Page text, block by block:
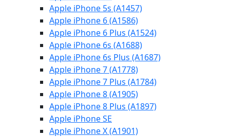
Apple iPhone 5s (A1457)
Apple iPhone 6 (A1586)
Apple iPhone 6 Plus (A1524)
Apple iPhone 6s (A1688)
Apple iPhone 6s Plus (A1687)
Apple iPhone 7 (A1778)
Apple iPhone 7 Plus (A1784)
Apple iPhone 8 (A1905)
Apple iPhone 8 Plus (A1897)
Apple iPhone SE
Apple iPhone X (A1901)